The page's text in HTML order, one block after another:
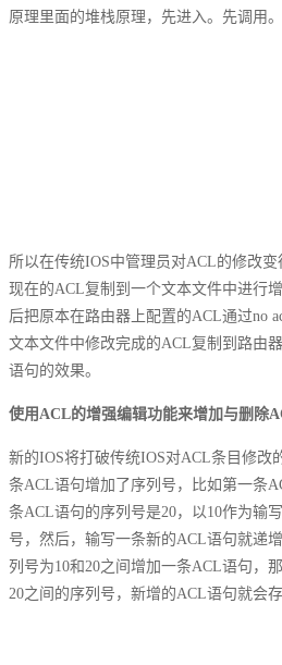
原理里面的堆栈原理，先进入。先调用。
所以在传统IOS中管理员对ACL的修改
现在的ACL复制到一个文本文件中进行
后把原本在路由器上配置的ACL通过no
文本文件中修改完成的ACL复制到路由
语句的效果。
使用ACL的增强编辑功能来增加与删除
新的IOS将打破传统IOS对ACL条目修改
条ACL语句增加了序列号，比如第一条
条ACL语句的序列号是20，以10作为输
号，然后，输写一条新的ACL语句就递
列号为10和20之间增加一条ACL语句，
20之间的序列号，新增的ACL语句就会存